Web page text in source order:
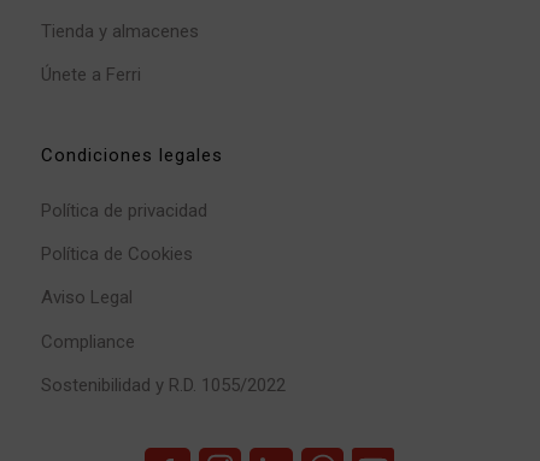
Tienda y almacenes
Únete a Ferri
Condiciones legales
Política de privacidad
Política de Cookies
Aviso Legal
Compliance
Sostenibilidad y R.D. 1055/2022